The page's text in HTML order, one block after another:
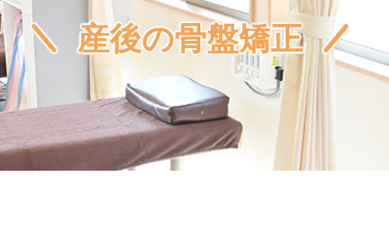
産後の骨盤矯正